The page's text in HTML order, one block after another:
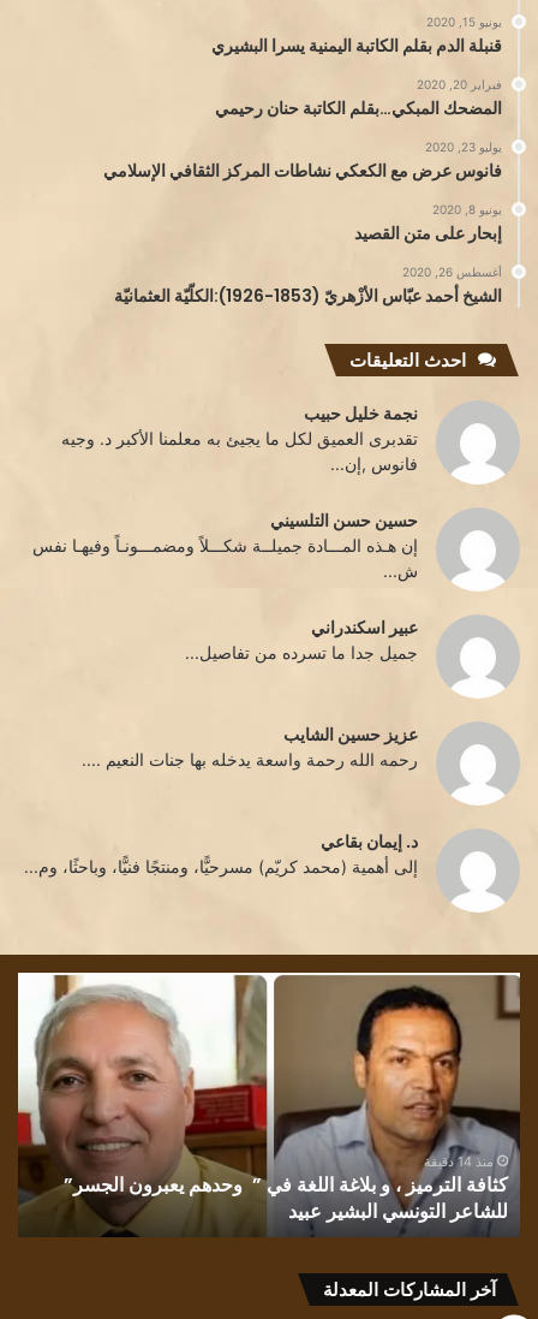
يونيو 15, 2020
قنبلة الدم بقلم الكاتبة اليمنية يسرا البشيري
فبراير 20, 2020
المضحك المبكي…بقلم الكاتبة حنان رحيمي
يوليو 23, 2020
فانوس عرض مع الكعكي نشاطات المركز الثقافي الإسلامي
يونيو 8, 2020
إبحار على متن القصيد
أغسطس 26, 2020
الشيخ أحمد عبّاس الأزْهريّ (1853-1926):الكلّيّة العثمانيّة
احدث التعليقات
نجمة خليل حبيب
تقدبرى العميق لكل ما يجيئ به معلمنا الأكبر د. وجيه
فانوس ,إن...
حسين حسن التلسيني
إن هـذه المـــادة جميلــة شكـــلاً ومضمـــونـاً وفيهـا نفس
ش...
عبير اسكندراني
جميل جدا ما تسرده من تفاصيل...
عزيز حسين الشايب
رحمه الله رحمة واسعة يدخله بها جنات النعيم ....
د. إيمان بقاعي
إلى أهمية (محمد كريّم) مسرحيًّا، ومنتجًا فنيًّا، وباحثًا، وم...
تشمّع
الليل/
الشايب
غانم
منذ 27 دقيقة
تشمّع الليل/ بقلم الأديبة إقبال الشايب غانم
آخر المشاركات المعدلة